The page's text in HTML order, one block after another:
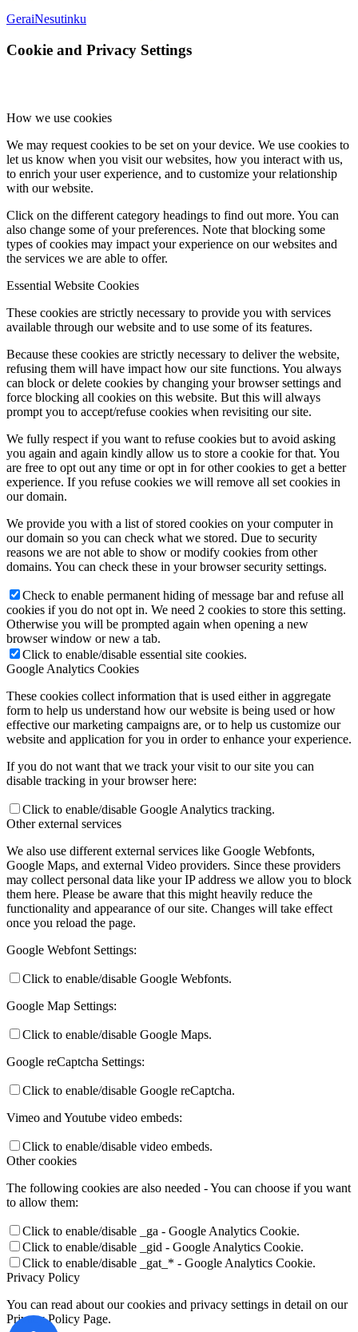
GeraiNesutinku
Cookie and Privacy Settings
How we use cookies
We may request cookies to be set on your device. We use cookies to
let us know when you visit our websites, how you interact with us,
to enrich your user experience, and to customize your relationship
with our website.
Click on the different category headings to find out more. You can
also change some of your preferences. Note that blocking some
types of cookies may impact your experience on our websites and
the services we are able to offer.
Essential Website Cookies
These cookies are strictly necessary to provide you with services
available through our website and to use some of its features.
Because these cookies are strictly necessary to deliver the website,
refusing them will have impact how our site functions. You always
can block or delete cookies by changing your browser settings and
force blocking all cookies on this website. But this will always
prompt you to accept/refuse cookies when revisiting our site.
We fully respect if you want to refuse cookies but to avoid asking
you again and again kindly allow us to store a cookie for that. You
are free to opt out any time or opt in for other cookies to get a better
experience. If you refuse cookies we will remove all set cookies in
our domain.
We provide you with a list of stored cookies on your computer in
our domain so you can check what we stored. Due to security
reasons we are not able to show or modify cookies from other
domains. You can check these in your browser security settings.
Check to enable permanent hiding of message bar and refuse all
cookies if you do not opt in. We need 2 cookies to store this setting.
Otherwise you will be prompted again when opening a new
browser window or new a tab.
Click to enable/disable essential site cookies.
Google Analytics Cookies
These cookies collect information that is used either in aggregate
form to help us understand how our website is being used or how
effective our marketing campaigns are, or to help us customize our
website and application for you in order to enhance your experience.
If you do not want that we track your visit to our site you can
disable tracking in your browser here:
Click to enable/disable Google Analytics tracking.
Other external services
We also use different external services like Google Webfonts,
Google Maps, and external Video providers. Since these providers
may collect personal data like your IP address we allow you to block
them here. Please be aware that this might heavily reduce the
functionality and appearance of our site. Changes will take effect
once you reload the page.
Google Webfont Settings:
Click to enable/disable Google Webfonts.
Google Map Settings:
Click to enable/disable Google Maps.
Google reCaptcha Settings:
Click to enable/disable Google reCaptcha.
Vimeo and Youtube video embeds:
Click to enable/disable video embeds.
Other cookies
The following cookies are also needed - You can choose if you want
to allow them:
Click to enable/disable _ga - Google Analytics Cookie.
Click to enable/disable _gid - Google Analytics Cookie.
Click to enable/disable _gat_* - Google Analytics Cookie.
Privacy Policy
You can read about our cookies and privacy settings in detail on our
Privacy Policy Page.